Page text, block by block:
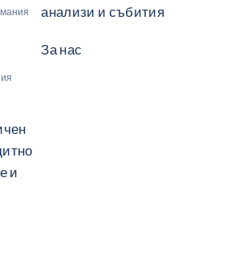
анализи и събития
За нас
и